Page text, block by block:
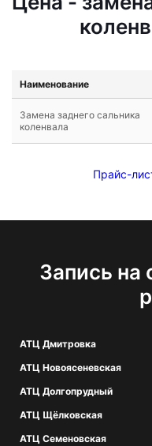
Наименование
Замена заднего сальника
коленвала
Прайс-
Запись на
АТЦ Дмитровка
АТЦ Новоясеневская
АТЦ Долгопрудный
АТЦ Щёлковская
АТЦ Семеновская